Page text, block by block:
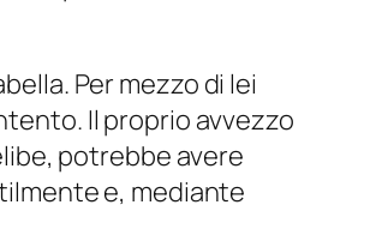
Per mezzo di lei
Il proprio avvezzo
potrebbe avere
e, mediante